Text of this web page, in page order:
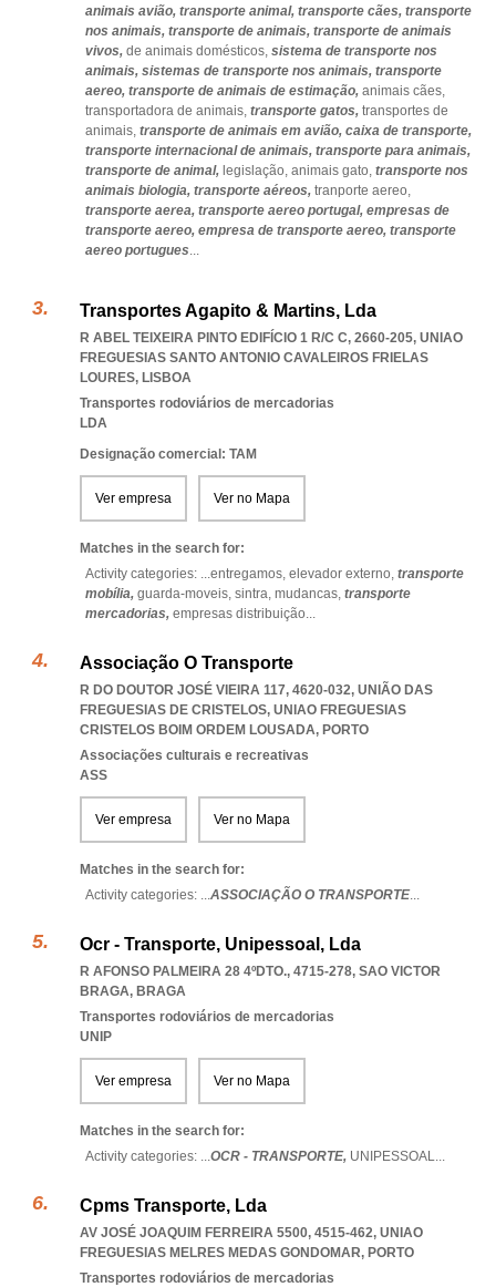
animais avião, transporte animal, transporte cães, transporte
nos animais, transporte de animais, transporte de animais
vivos, de animais domésticos, sistema de transporte nos
animais, sistemas de transporte nos animais, transporte
aereo, transporte de animais de estimação, animais cães,
transportadora de animais, transporte gatos, transportes de
animais, transporte de animais em avião, caixa de transporte,
transporte internacional de animais, transporte para animais,
transporte de animal, legislação, animais gato, transporte nos
animais biologia, transporte aéreos, tranporte aereo,
transporte aerea, transporte aereo portugal, empresas de
transporte aereo, empresa de transporte aereo, transporte
aereo portugues...
Transportes Agapito & Martins, Lda
R ABEL TEIXEIRA PINTO EDIFÍCIO 1 R/C C, 2660-205, UNIAO
FREGUESIAS SANTO ANTONIO CAVALEIROS FRIELAS
LOURES, LISBOA
Transportes rodoviários de mercadorias
LDA
Designação comercial: TAM
Ver empresa Ver no Mapa
Matches in the search for:
Activity categories: ...entregamos, elevador externo, transporte
mobília, guarda-moveis, sintra, mudancas, transporte
mercadorias, empresas distribuição...
Associação O Transporte
R DO DOUTOR JOSÉ VIEIRA 117, 4620-032, UNIÃO DAS
FREGUESIAS DE CRISTELOS, UNIAO FREGUESIAS
CRISTELOS BOIM ORDEM LOUSADA, PORTO
Associações culturais e recreativas
ASS
Ver empresa Ver no Mapa
Matches in the search for:
Activity categories: ...ASSOCIAÇÃO O TRANSPORTE...
Ocr - Transporte, Unipessoal, Lda
R AFONSO PALMEIRA 28 4ºDTO., 4715-278, SAO VICTOR
BRAGA, BRAGA
Transportes rodoviários de mercadorias
UNIP
Ver empresa Ver no Mapa
Matches in the search for:
Activity categories: ...OCR - TRANSPORTE, UNIPESSOAL...
Cpms Transporte, Lda
AV JOSÉ JOAQUIM FERREIRA 5500, 4515-462, UNIAO
FREGUESIAS MELRES MEDAS GONDOMAR, PORTO
Transportes rodoviários de mercadorias